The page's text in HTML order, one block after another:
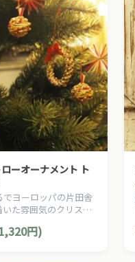
ーオーナメント ト
でヨーロッパの片田舎
た雰囲気のクリスマ
洒落な手作りのクリ
円)